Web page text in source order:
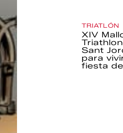
TRIATLÓN
XIV
Sant
para
fiesta